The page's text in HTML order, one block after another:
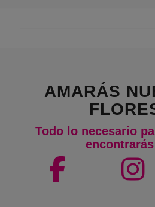
AMARÁS
Todo lo necesario